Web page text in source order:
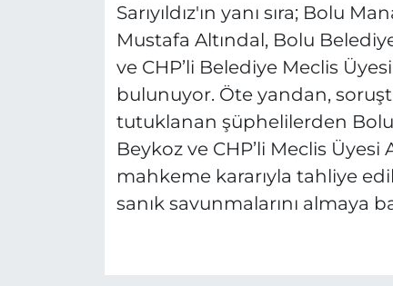
Sarıyıldız'ın yanı sıra; Bolu
Mustafa Altındal, Bolu
ve CHP’li Belediye Meclis
bulunuyor. Öte yandan,
tutuklanan şüphelilerden Bolu
Beykoz ve CHP’li Meclis
mahkeme kararıyla tahliye
sanık savunmalarını almaya